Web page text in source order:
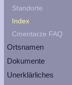
Standorte
Index
Cmentarze FAQ
Ortsnamen
Dokumente
Unerklärliches